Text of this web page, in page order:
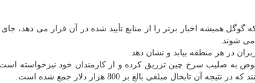
همیشه اخبار برتر را از منابع تأیید شده در آن قرار می دهد، جای
می شوند.
در هر منطقه بیابد و نشان دهد.
دلار كمك مالی بلاعوض به صلیب سرخ چین تزریق كرده و از كارمندان خود نیزخواسته
مبلغی بالغ بر 800 هزار دلار جمع شده است.